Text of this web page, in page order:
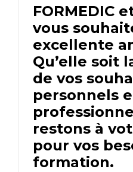
FORMEDIC
vous
excellente
Qu’elle soit
de vos
personnels
restons à
pour vos
formation.